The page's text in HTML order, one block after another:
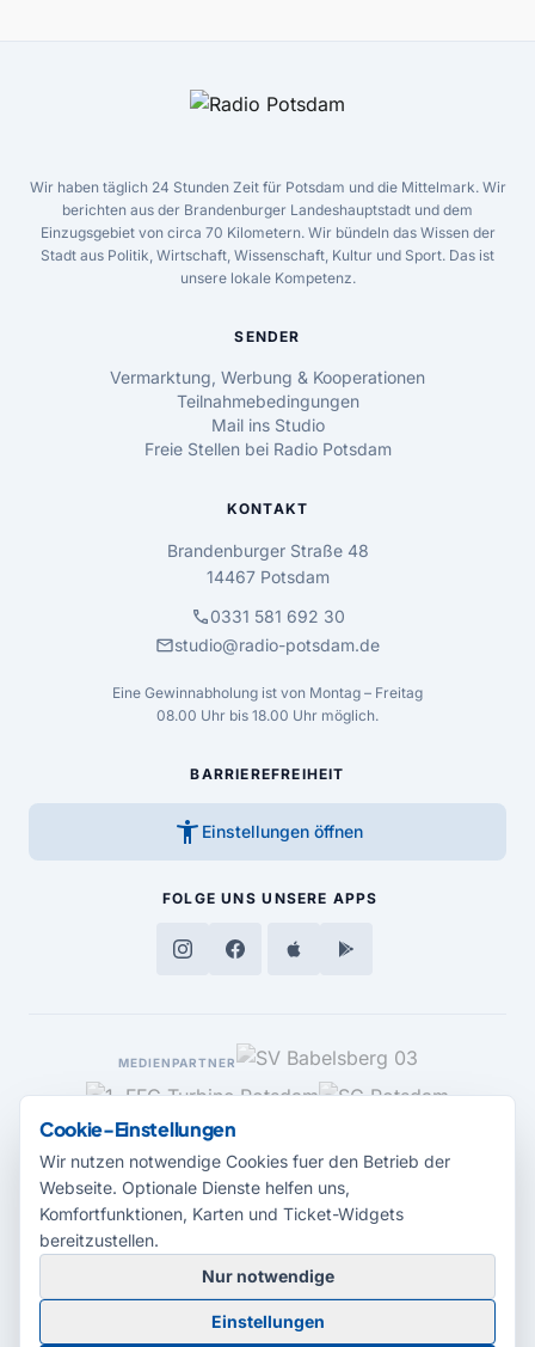
Wir haben täglich 24 Stunden Zeit für Potsdam und die Mittelmark. Wir
berichten aus der Brandenburger Landeshauptstadt und dem
Einzugsgebiet von circa 70 Kilometern. Wir bündeln das Wissen der
Stadt aus Politik, Wirtschaft, Wissenschaft, Kultur und Sport. Das ist
unsere lokale Kompetenz.
SENDER
Vermarktung, Werbung & Kooperationen
Teilnahmebedingungen
Mail ins Studio
Freie Stellen bei Radio Potsdam
KONTAKT
Brandenburger Straße 48
14467 Potsdam
call0331 581 692 30
mailstudio@radio-potsdam.de
Eine Gewinnabholung ist von Montag – Freitag
08.00 Uhr bis 18.00 Uhr möglich.
BARRIEREFREIHEIT
accessibility_new Einstellungen öffnen
FOLGE UNS UNSERE APPS
MEDIENPARTNER
© 2026 Radio Potsdam. Webseite entwickelt durch dieMedienagentur
Babelsberg
Cookie-Einstellungen
Wir nutzen notwendige Cookies fuer den Betrieb der
Webseite. Optionale Dienste helfen uns,
Komfortfunktionen, Karten und Ticket-Widgets
bereitzustellen.
Nur notwendige
Einstellungen